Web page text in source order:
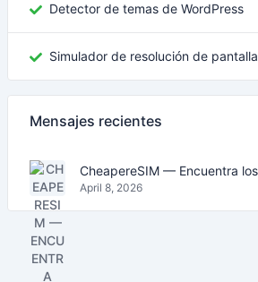
Detector de temas de WordPress
Simulador de resolución de pantalla
Mensajes recientes
April 8, 2026